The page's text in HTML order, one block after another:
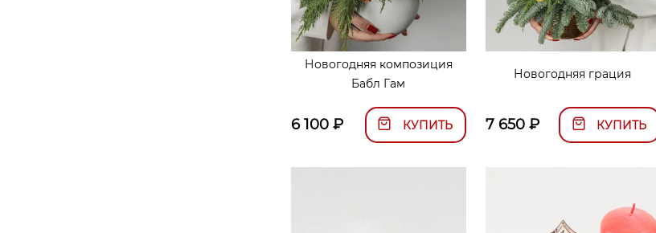
Новогодняя композиция
Бабл Гам
6 100 ₽ КУПИТЬ
Новогодняя грация
7 650₽ КУПИТЬ